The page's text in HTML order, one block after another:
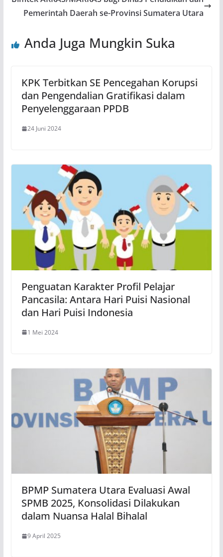
Pemerintah Daerah se-Provinsi Sumatera Utara
Anda Juga Mungkin Suka
KPK Terbitkan SE Pencegahan Korupsi
dan Pengendalian Gratifikasi dalam
Penyelenggaraan PPDB
24 Juni 2024
Penguatan Karakter Profil Pelajar
Pancasila: Antara Hari Puisi Nasional
dan Hari Puisi Indonesia
1 Mei 2024
BPMP Sumatera Utara Evaluasi Awal
SPMB 2025, Konsolidasi Dilakukan
dalam Nuansa Halal Bihalal
9 April 2025